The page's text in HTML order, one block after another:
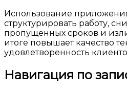
Использование
структурировать работу,
пропущенных сроков и
итоге повышает качество
удовлетворенность
Навигация по